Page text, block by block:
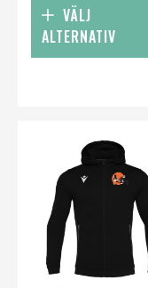
VÄLJ
ALTERNATIV